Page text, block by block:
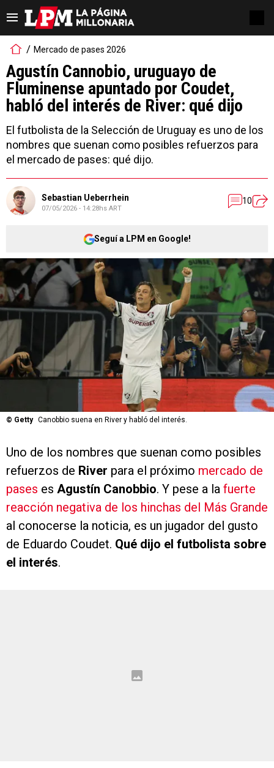
Mercado de pases 2026
Agustín Cannobio, uruguayo de
Fluminense apuntado por Coudet,
habló del interés de River: qué dijo
El futbolista de la Selección de Uruguay es uno de los
nombres que suenan como posibles refuerzos para
el mercado de pases: qué dijo.
Sebastian Ueberrhein
07/05/2026 - 14:28hs ART
10
Seguí a LPM en Google!
© Getty Canobbio suena en River y habló del interés.
Uno de los nombres que suenan como posibles
refuerzos de River para el próximo mercado de
pases es Agustín Canobbio. Y pese a la fuerte
reacción negativa de los hinchas del Más Grande
al conocerse la noticia, es un jugador del gusto
de Eduardo Coudet. Qué dijo el futbolista sobre
el interés.